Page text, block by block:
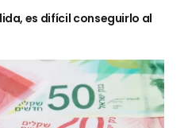
es difícil conseguirlo al